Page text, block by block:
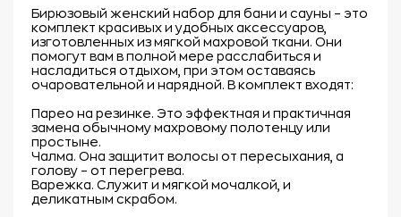
Бирюзовый женский набор для бани и сауны – это
комплект красивых и удобных аксессуаров,
изготовленных из мягкой махровой ткани. Они
помогут вам в полной мере расслабиться и
насладиться отдыхом, при этом оставаясь
очаровательной и нарядной. В комплект входят:
Парео на резинке. Это эффектная и практичная
замена обычному махровому полотенцу или
простыне.
Чалма. Она защитит волосы от пересыхания, а
голову – от перегрева.
Варежка. Служит и мягкой мочалкой, и
деликатным скрабом.